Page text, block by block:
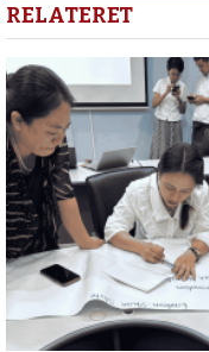
RELATERET